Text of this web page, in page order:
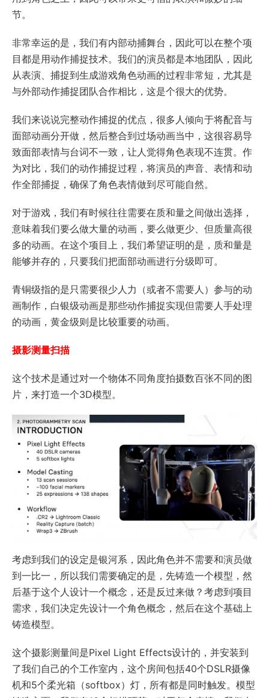
节。
非常幸运的是，我们有内部动捕舞台，因此可以在整个项
目都是用动作捕捉技术。我们的演员都是本地团队，因此
从表演、捕捉到生成游戏角色动画的过程非常短，尤其是
与外部动作捕捉团队合作相比，这是个很大的优势。
我们来说说完整动作捕捉的优点，很多人倾向于将配音与
面部动画分开做，然后整合到过场动画当中，这很容易导
致面部表情与台词不一致，让人觉得角色表现不连贯。作
为对比，我们的动作捕捉过程，将演员的声音、表情和动
作全部捕捉，确保了角色表情做到尽可能自然。
对于游戏，我们有时候往往需要在质和量之间做出选择，
意味着我们要么做大量的动画，要么做更少、但质量高很
多的动画。在这个项目上，我们希望证明的是，质和量是
能够并存的，只要我们把面部动画进行分级即可。
青铜级指的是只需要很少人力（或者不需要人）参与的动
画制作，白银级动画是那些动作捕捉实现但需要人手处理
的动画，黄金级则是比较重要的动画。
摄影测量扫描
这个技术是通过对一个物体不同角度拍摄数百张不同的图
片，来打造一个3D模型。
考虑到我们的设定是银河系，因此角色并不需要和演员做
到一比一，所以我们需要确定的是，先铸造一个模型，然
后基于这个人设计一个概念，还是反过来做？考虑到项目
需求，我们决定先设计一个角色概念，然后在这个基础上
铸造模型。
这个摄影测量间是Pixel Light Effects设计的，并安装到
了我们自己的个工作室内，这个房间包括40个DSLR摄像
机和5个柔光箱（softbox）灯，所有都是同时触发。模型